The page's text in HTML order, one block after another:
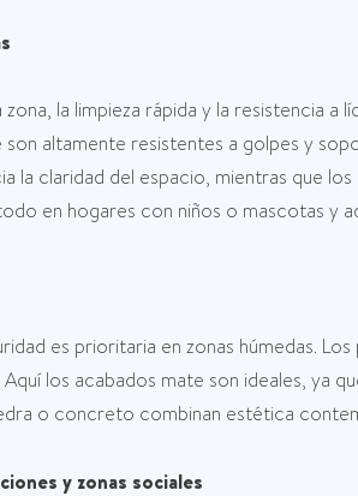
zona, la limpieza rápida y la resistencia
altamente resistentes a golpes y
la claridad del espacio, mientras que
en hogares con niños o mascotas y
es prioritaria en zonas húmedas.
Aquí los acabados mate son ideales, ya
o concreto combinan estética
y zonas sociales